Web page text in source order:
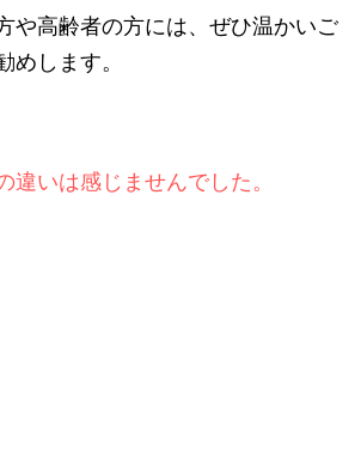
や高齢者の方には、ぜひ温かいご
めします。
違いは感じませんでした。